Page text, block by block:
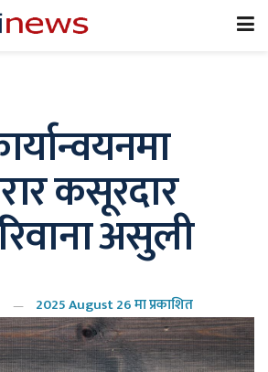
कसूरदार
असुली
2025 August 26 मा प्रकाशित